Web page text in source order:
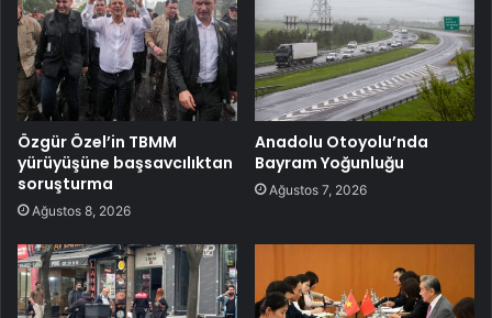
Özgür Özel’in TBMM
yürüyüşüne başsavcılıktan
soruşturma
Ağustos 8, 2026
Anadolu Otoyolu’nda
Bayram Yoğunluğu
Ağustos 7, 2026